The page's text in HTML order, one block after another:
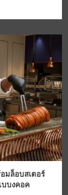
มล็อบสเตอร์
บบงคอค